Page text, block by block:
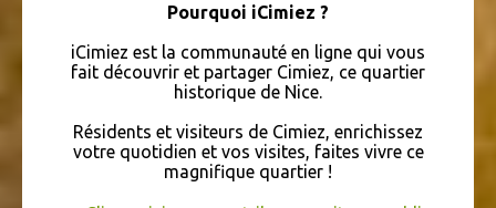
CHANT IMMOBILIER COURSES
ARTISANAT BALLET LEBONCOIN SANTÉ
COMITÉ DE QUARTIER MATISSE FINANCES
SÉNIORS VERNISSAGE ATELIER BIJOUTERIE CARNAVAL
CONCOURS COURS
Pourquoi iCimiez ?
iCimiez est la communauté en ligne qui vous
fait découvrir et partager Cimiez, ce quartier
historique de Nice.
Résidents et visiteurs de Cimiez, enrichissez
votre quotidien et vos visites, faites vivre ce
magnifique quartier !